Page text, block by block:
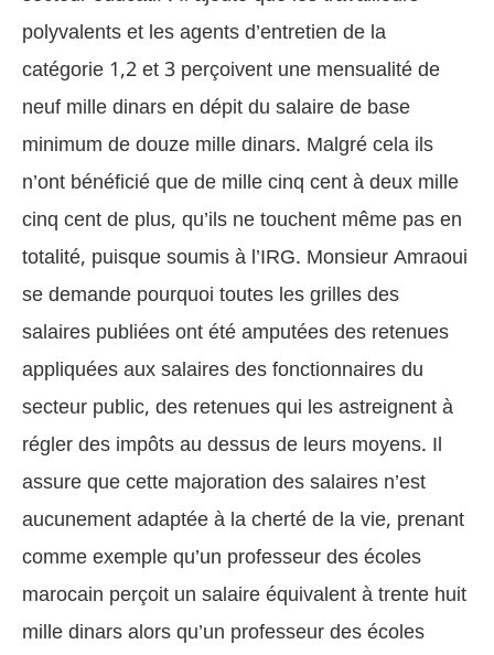
polyvalents et les agents d’entretien de la
catégorie 1,2 et 3 perçoivent une mensualité de
neuf mille dinars en dépit du salaire de base
minimum de douze mille dinars. Malgré cela ils
n’ont bénéficié que de mille cinq cent à deux mille
cinq cent de plus, qu’ils ne touchent même pas en
totalité, puisque soumis à l’IRG.Monsieur Amraoui
se demande pourquoi toutes les grilles des
salaires publiées ont été amputées des retenues
appliquées aux salaires des fonctionnaires du
secteur public, des retenues qui les astreignent à
régler des impôts au dessus de leurs moyens. Il
assure que cette majoration des salaires n’est
aucunement adaptée à la cherté de la vie, prenant
comme exemple qu’un professeur des écoles
marocain perçoit un salaire équivalent à trente huit
mille dinars alors qu’un professeur des écoles